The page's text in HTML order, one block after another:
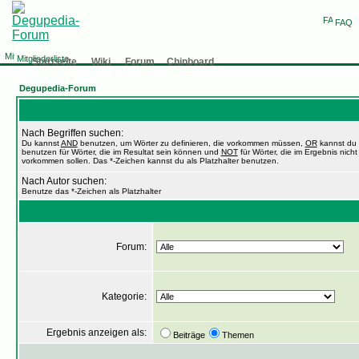
FAQ
Mitgliederliste
Startseite Wiki Forum Chinboard
Degupedia-Forum
Nach Begriffen suchen:
Du kannstANDbenutzen, um Wörter zu definieren, die vorkommen müssen, ORkannst du
benutzen für Wörter, die im Resultat sein können und NOTfür Wörter, die im Ergebnis nicht
vorkommen sollen. Das *-Zeichen kannst du als Platzhalter benutzen.
Nach Autor suchen:
Benutze das *-Zeichen als Platzhalter
Forum:
Kategorie:
Ergebnis anzeigen als: Beiträge Themen